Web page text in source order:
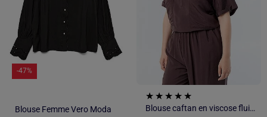
-47%
Blouse Femme Vero Moda
Blouse caftan en viscose fluide